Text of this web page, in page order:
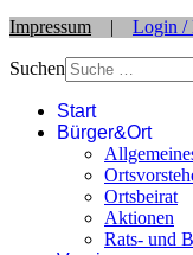
Impressum | Login /
Suchen
Start
Bürger&Ort
Ortsbeirat
Aktionen
Rats- und